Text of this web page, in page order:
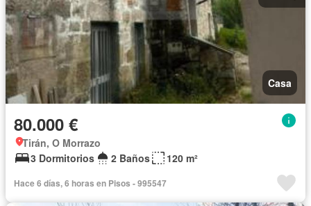
Casa
80.000 €
Tirán, O Morrazo
3 Dormitorios
2 Baños 120 m²
Hace 6 días, 6 horas en Pisos - 995547